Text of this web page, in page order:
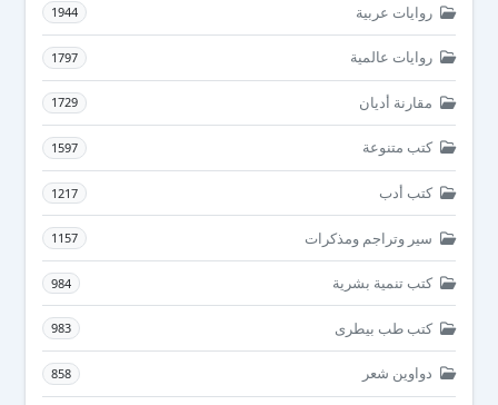
روايات عربية 1944
روايات عالمية 1797
مقارنة أديان 1729
كتب متنوعة 1597
كتب أدب 1217
سير وتراجم ومذكرات 1157
كتب تنمية بشرية 984
كتب طب بيطرى 983
دواوين شعر 858